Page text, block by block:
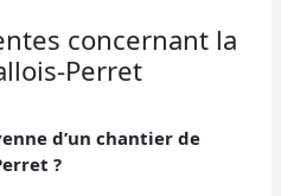
concernant la
Perret
d’un chantier de
?